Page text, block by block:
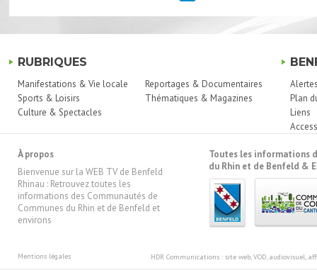
RUBRIQUES
Manifestations & Vie locale
Sports & Loisirs
Culture & Spectacles
Reportages & Documentaires
Thématiques & Magazines
Plan
Liens
À propos
Bienvenue sur la WEB TV de Benfeld
Rhinau : Retrouvez toutes les
informations des Communautés de
Communes du Rhin et de Benfeld et
environs
Toutes les informations
du Rhin et de Benfeld &
Mentions légales HDR Communications : site web, VOD, audiovisuel,